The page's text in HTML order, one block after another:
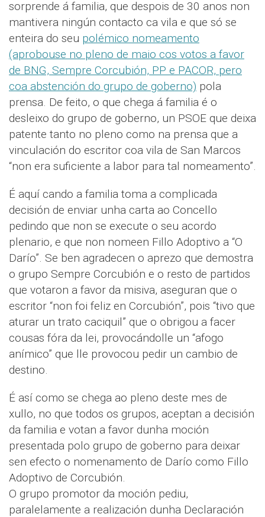
sorprende á familia, que despois de 30 anos non
mantivera ningún contacto ca vila e que só se
enteira do seu polémico nomeamento
(aprobouse no pleno de maio cos votos a favor
de BNG, Sempre Corcubión, PP e PACOR, pero
coa abstención do grupo de goberno) pola
prensa. De feito, o que chega á familia é o
desleixo do grupo de goberno, un PSOE que deixa
patente tanto no pleno como na prensa que a
vinculación do escritor coa vila de San Marcos
“non era suficiente a labor para tal nomeamento”.
É aquí cando a familia toma a complicada
decisión de enviar unha carta ao Concello
pedindo que non se execute o seu acordo
plenario, e que non nomeen Fillo Adoptivo a “O
Darío”. Se ben agradecen o aprezo que demostra
o grupo Sempre Corcubión e o resto de partidos
que votaron a favor da misiva, aseguran que o
escritor “non foi feliz en Corcubión”, pois “tivo que
aturar un trato caciquil” que o obrigou a facer
cousas fóra da lei, provocándolle un “afogo
anímico” que lle provocou pedir un cambio de
destino.
É así como se chega ao pleno deste mes de
xullo, no que todos os grupos, aceptan a decisión
da familia e votan a favor dunha moción
presentada polo grupo de goberno para deixar
sen efecto o nomenamento de Darío como Fillo
Adoptivo de Corcubión.
O grupo promotor da moción pediu,
paralelamente a realización dunha Declaración